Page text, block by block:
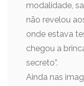
modalidade,
não revelou
onde estava
chegou a
secreto”.
Ainda nas